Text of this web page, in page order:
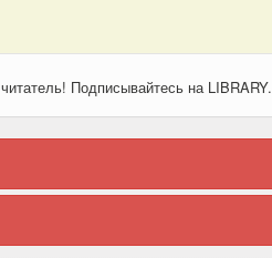
Подписывайтесь на